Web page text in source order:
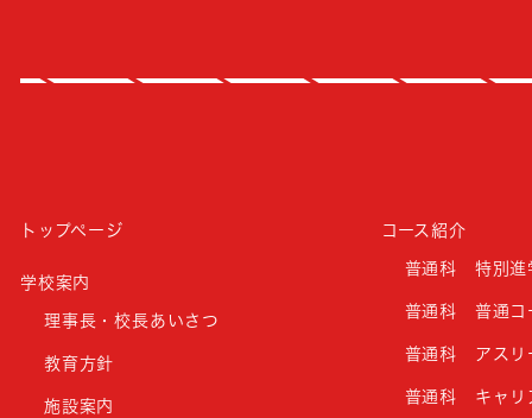
トップページ
学校案内
理事長・校長あいさつ
教育方針
施設案内
コース紹介
普通科 特別進
普通科 普通コ
普通科 アスリ
普通科 キャリ